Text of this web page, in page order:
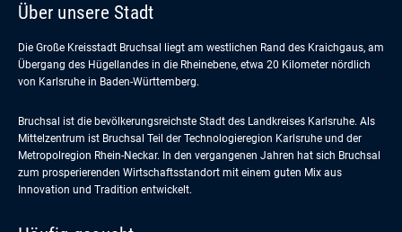
Über unsere Stadt
Die Große Kreisstadt Bruchsal liegt am westlichen Rand des Kraichgaus, am
Übergang des Hügellandes in die Rheinebene, etwa 20 Kilometer nördlich
von Karlsruhe in Baden-Württemberg.
Bruchsal ist die bevölkerungsreichste Stadt des Landkreises Karlsruhe. Als
Mittelzentrum ist Bruchsal Teil der Technologieregion Karlsruhe und der
Metropolregion Rhein-Neckar. In den vergangenen Jahren hat sich Bruchsal
zum prosperierenden Wirtschaftsstandort mit einem guten Mix aus
Innovation und Tradition entwickelt.